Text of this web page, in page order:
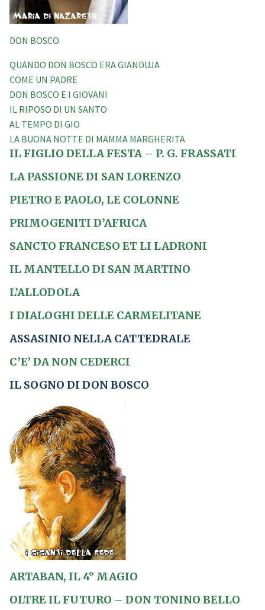
DON BOSCO
QUANDO DON BOSCO ERA GIANDUJA
COME UN PADRE
DON BOSCO E I GIOVANI
IL RIPOSO DI UN SANTO
AL TEMPO DI GIO
LA BUONA NOTTE DI MAMMA MARGHERITA
IL FIGLIO DELLA FESTA – P. G. FRASSATI
LA PASSIONE DI SAN LORENZO
PIETRO E PAOLO, LE COLONNE
PRIMOGENITI D’AFRICA
SANCTO FRANCESO ET LI LADRONI
IL MANTELLO DI SAN MARTINO
L’ALLODOLA
I DIALOGHI DELLE CARMELITANE
ASSASINIO NELLA CATTEDRALE
C’E’ DA NON CEDERCI
IL SOGNO DI DON BOSCO
ARTABAN, IL 4° MAGIO
OLTRE IL FUTURO – DON TONINO BELLO